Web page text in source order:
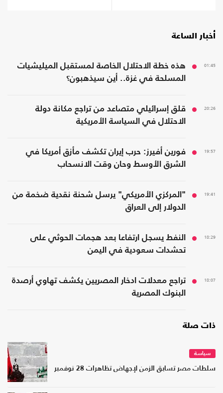
أخبار الساعة
01:45
هذه خطة الاحتلال الخاصة لمستقبل الميليشيات
المسلحة في غزة.. أين سيذهبون؟
20:26
قلق إسرائيلي متصاعد من تراجع مكانة دولة
الاحتلال في السياسة الأمريكية
19:57
فورين أفيرز: حرب إيران تكشف مأزق أمريكا في
الشرق الأوسط وحان وقت الانسحاب
19:41
"المركزي الأمريكي" يرسل شحنة نقدية ضخمة من
الدولار إلى العراق
18:29
النفط يسجل ارتفاعا بعد هجمات الحوثي على
تحشدات سعودية في اليمن
18:07
تراجع معدلات ادخار المصريين يكشف تهاوي أرصدة
البنوك المصرية
ذات صلة
سياسة
سلطات مصر تسابق الزمن لإجهاض تظاهرات 28 نوفمبر